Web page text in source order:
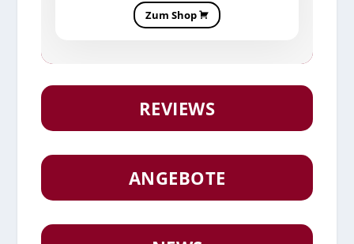
Zum Shop
REVIEWS
ANGEBOTE